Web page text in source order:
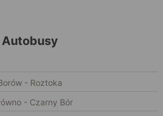
Autobusy
- Roztoka
- Czarny Bór